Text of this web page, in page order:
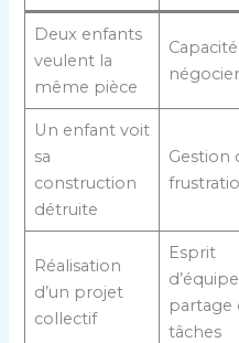
Deux enfants
veulent la
même pièce
négocier
Un enfant voit
sa
construction
détruite
Gestion
Réalisation
d’un projet
collectif
Esprit
partage
tâches